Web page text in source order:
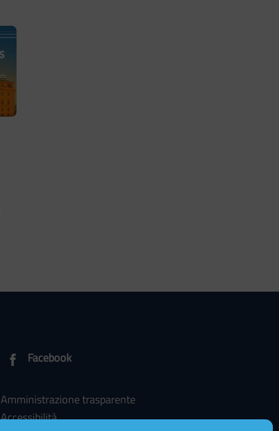
Facebook
Amministrazione trasparente
Accessibilità